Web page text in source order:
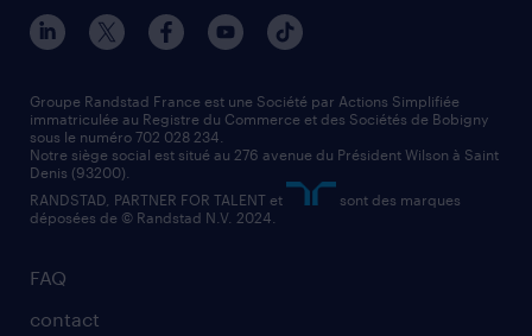
manutentionnaire
assistant administratif
comptable
contact entreprise
faq intérim / recrutement
nos agences par ville
nos agences par région
nos cabinets de recrutement
FAQ
contact
Groupe Randstad France est une Société par Actions Simplifiée
immatriculée au Registre du Commerce et des Sociétés de Bobigny
sous le numéro 702 028 234.
Notre siège social est situé au 276 avenue du Président Wilson à Saint
Denis (93200).
RANDSTAD, PARTNER FOR TALENT et
sont des marques
déposées de © Randstad N.V. 2024.